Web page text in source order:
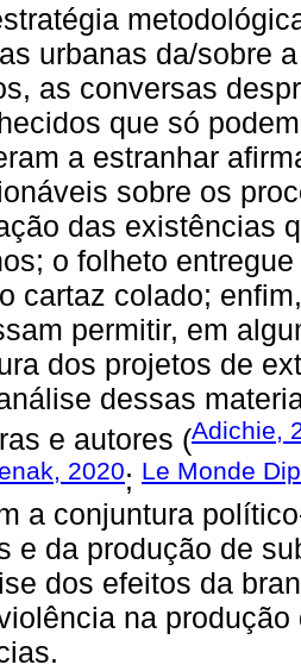
urbanas da/sobre
as conversas
que só
a estranhar
sobre os
das existências
o folheto
cartaz colado;
permitir, em
dos projetos de
dessas
e autores (Adichie,
2020; Le Monde
a conjuntura
e da produção de
dos efeitos da
na